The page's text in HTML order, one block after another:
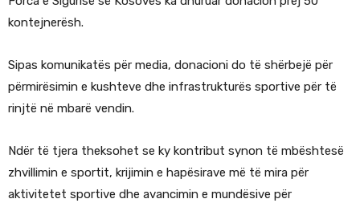
kontejnerësh.
Sipas komunikatës për media, donacioni do të shërbejë për
përmirësimin e kushteve dhe infrastrukturës sportive për të
rinjtë në mbarë vendin.
Ndër të tjera theksohet se ky kontribut synon të mbështesë
zhvillimin e sportit, krijimin e hapësirave më të mira për
aktivitetet sportive dhe avancimin e mundësive për